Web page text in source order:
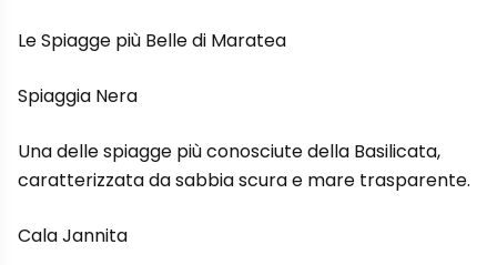
Le Spiagge più Belle di Maratea
Spiaggia Nera
Una delle spiagge più conosciute della Basilicata,
caratterizzata da sabbia scura e mare trasparente.
Cala Jannita